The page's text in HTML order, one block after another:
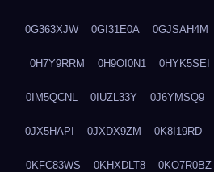
0G363XJW 0GI31E0A 0GJSAH4M
0H7Y9RRM 0H9OI0N1 0HYK5SEI
0IM5QCNL 0IUZL33Y 0J6YMSQ9
0JX5HAPI 0JXDX9ZM 0K8I19RD
0KFC83WS 0KHXDLT8 0KO7R0BZ